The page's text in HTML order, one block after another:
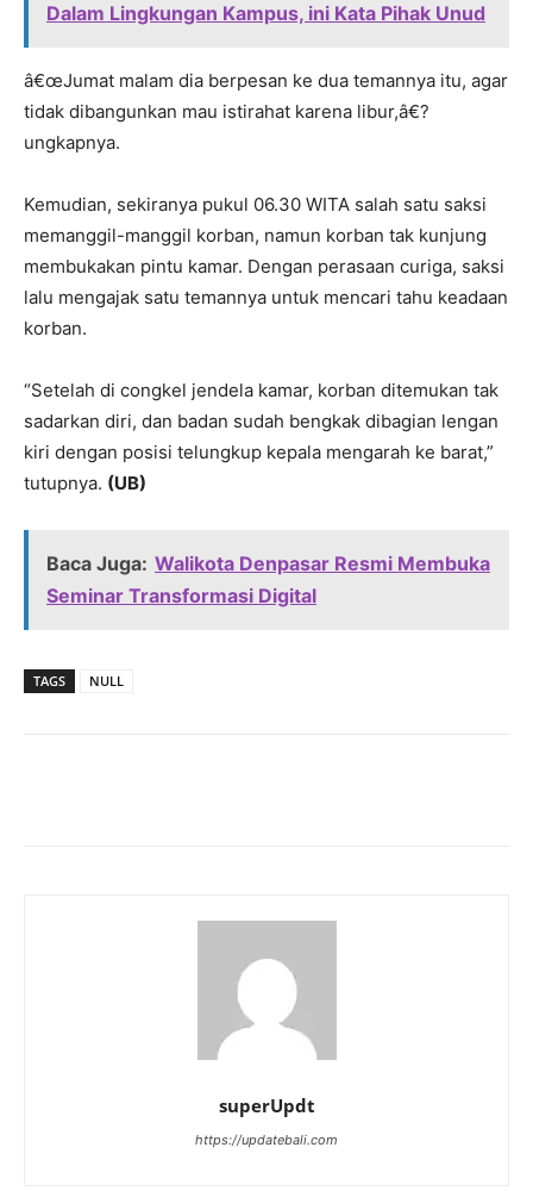
Dalam Lingkungan Kampus, ini Kata Pihak Unud
â€œJumat malam dia berpesan ke dua temannya itu, agar
tidak dibangunkan mau istirahat karena libur,â€?
ungkapnya.
Kemudian, sekiranya pukul 06.30 WITA salah satu saksi
memanggil-manggil korban, namun korban tak kunjung
membukakan pintu kamar. Dengan perasaan curiga, saksi
lalu mengajak satu temannya untuk mencari tahu keadaan
korban.
“Setelah di congkel jendela kamar, korban ditemukan tak
sadarkan diri, dan badan sudah bengkak dibagian lengan
kiri dengan posisi telungkup kepala mengarah ke barat,”
tutupnya. (UB)
Baca Juga: Walikota Denpasar Resmi Membuka
Seminar Transformasi Digital
TAGS NULL
superUpdt
https://updatebali.com